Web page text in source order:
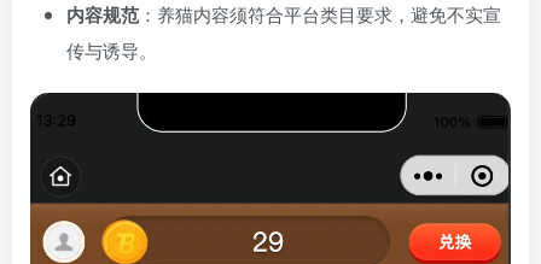
内容规范 ：养猫内容须符合平台类目要求，避免不实宣
传与诱导。